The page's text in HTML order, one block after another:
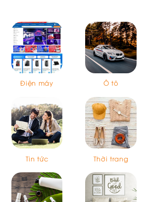
Điện máy Ô tô
Tin tức Thời trang